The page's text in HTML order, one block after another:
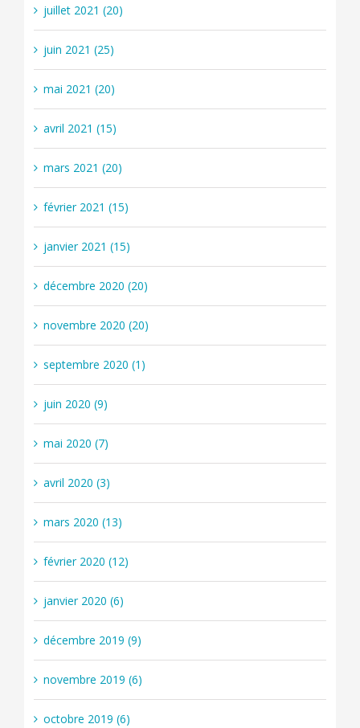
juillet 2021 (20)
juin 2021 (25)
mai 2021 (20)
avril 2021 (15)
mars 2021 (20)
février 2021 (15)
janvier 2021 (15)
décembre 2020 (20)
novembre 2020 (20)
septembre 2020 (1)
juin 2020 (9)
mai 2020 (7)
avril 2020 (3)
mars 2020 (13)
février 2020 (12)
janvier 2020 (6)
décembre 2019 (9)
novembre 2019 (6)
octobre 2019 (6)